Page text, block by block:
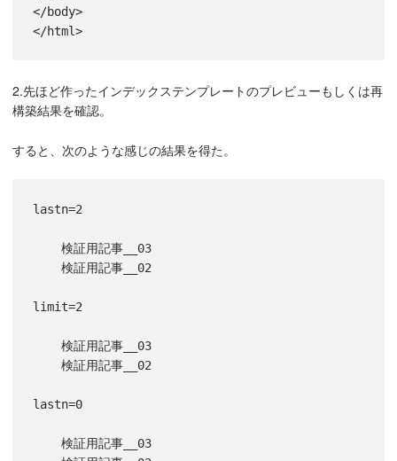
</body>
</html>
2.先ほど作ったインデックステンプレートのプレビューもしくは再
構築結果を確認。
すると、次のような感じの結果を得た。
lastn=2
limit=2
lastn=0